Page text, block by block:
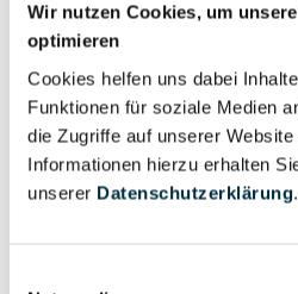
Wir nutzen Cookies, um
optimieren
Cookies helfen uns dabei
Funktionen für soziale Medien
die Zugriffe auf unserer
Informationen hierzu erhalten
unserer Datenschutzerklärung.
Gesellschafterstruktur